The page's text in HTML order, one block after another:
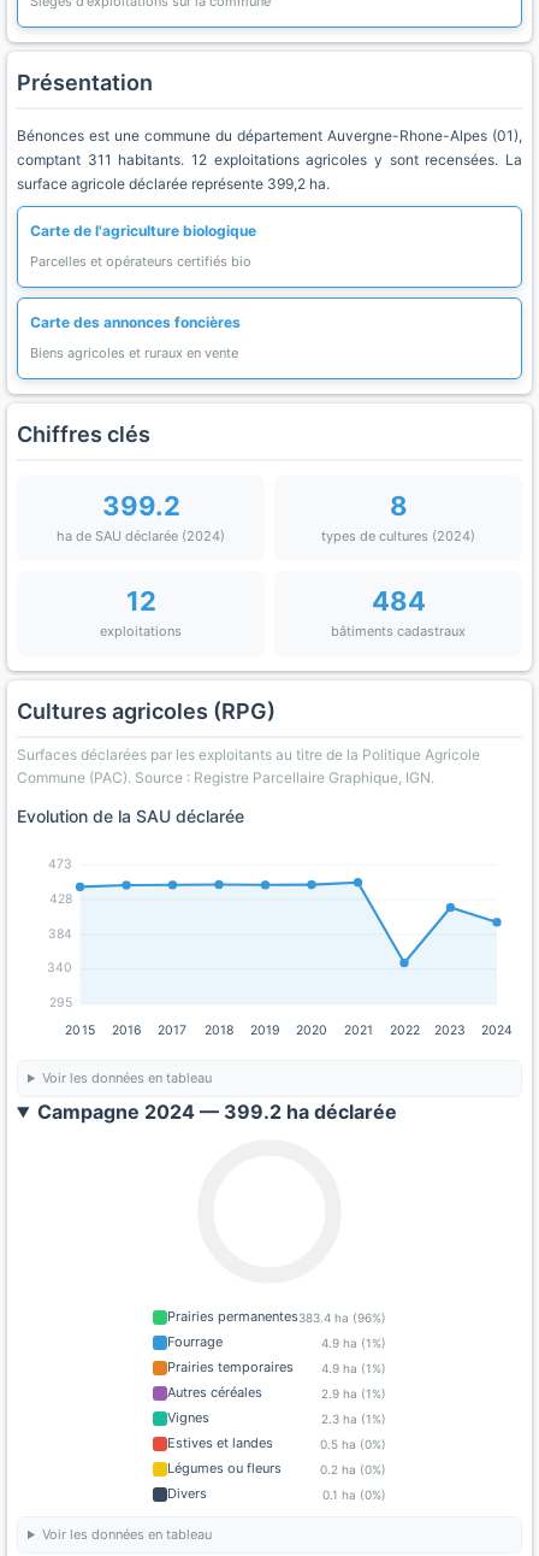
Présentation
Bénonces est une commune du département Auvergne-Rhone-Alpes (01),
comptant 311 habitants. 12 exploitations agricoles y sont recensées. La
surface agricole déclarée représente 399,2 ha.
Carte de l'agriculture biologique
Parcelles et opérateurs certifiés bio
Carte des annonces foncières
Biens agricoles et ruraux en vente
Chiffres clés
399.2
ha de SAU déclarée (2024)
8
types de cultures (2024)
12
exploitations
484
bâtiments cadastraux
Cultures agricoles (RPG)
Surfaces déclarées par les exploitants au titre de la Politique Agricole
Commune (PAC). Source : Registre Parcellaire Graphique, IGN.
Evolution de la SAU déclarée
295
340
384
428
473
2015 2016 2017 2018 2019 2020 2021 2022 2023 2024
Voir les données en tableau
Campagne 2024 — 399.2 ha déclarée
Prairies permanentes383.4 ha (96%)
Fourrage 4.9 ha (1%)
Prairies temporaires 4.9 ha (1%)
Autres céréales 2.9 ha (1%)
Vignes 2.3 ha (1%)
Estives et landes 0.5 ha (0%)
Légumes ou fleurs 0.2 ha (0%)
Divers 0.1 ha (0%)
Voir les données en tableau